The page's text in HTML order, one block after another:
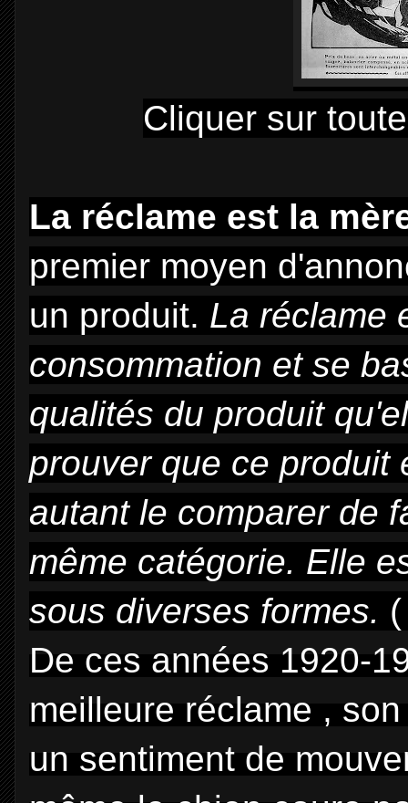
Cliquer sur
La réclame est la
premier moyen
un produit. La réclame
consommation et se
qualités du produit
prouver que ce produit
autant le comparer de
même catégorie. Elle
sous diverses formes.
De ces années 1920-
meilleure réclame ,
un sentiment de